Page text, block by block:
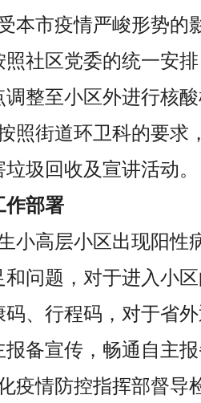
本市疫情严峻形势
社区党委的统一安
整至小区外进行核酸
照街道环卫科的要
圾回收及宣讲活动。
作部署
小高层小区出现阳
问题，对于进入小
、行程码，对于省
备宣传，畅通自主报
疫情防控指挥部督导